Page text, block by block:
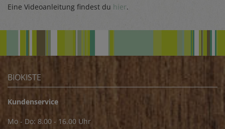
Eine Videoanleitung findest du hier.
BIOKISTE
Kundenservice
Mo - Do: 8.00 - 16.00 Uhr